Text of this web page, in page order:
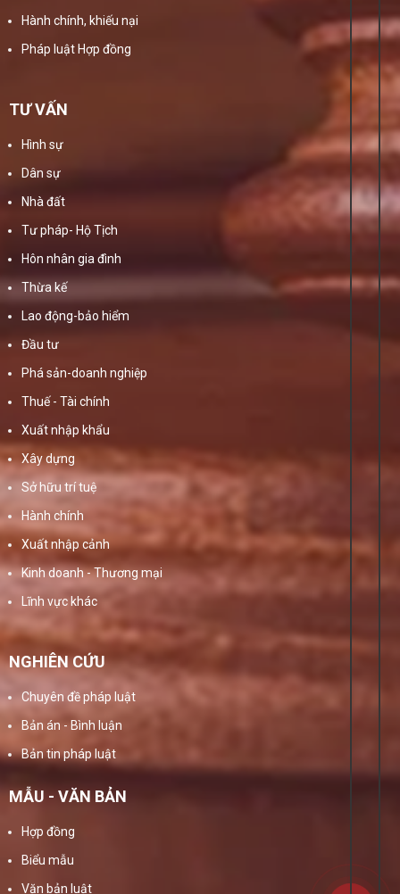
Hành chính, khiếu nại
Pháp luật Hợp đồng
TƯ VẤN
Hình sự
Dân sự
Nhà đất
Tư pháp- Hộ Tịch
Hôn nhân gia đình
Thừa kế
Lao động-bảo hiểm
Đầu tư
Phá sản-doanh nghiệp
Thuế - Tài chính
Xuất nhập khẩu
Xây dựng
Sở hữu trí tuệ
Hành chính
Xuất nhập cảnh
Kinh doanh - Thương mại
Lĩnh vực khác
NGHIÊN CỨU
Chuyên đề pháp luật
Bản án - Bình luận
Bản tin pháp luật
MẪU - VĂN BẢN
Hợp đồng
Biểu mẫu
Văn bản luật